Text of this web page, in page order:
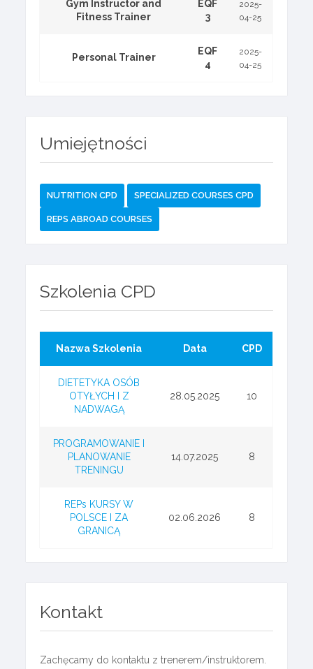
Gym Instructor and
Fitness Trainer
EQF
3
2025-
04-25
Personal Trainer
EQF
4
2025-
04-25
Umiejętności
NUTRITION CPD SPECIALIZED COURSES CPD
REPS ABROAD COURSES
Szkolenia CPD
Nazwa Szkolenia Data CPD
DIETETYKA OSÓB
OTYŁYCH I Z
NADWAGĄ
28.05.2025 10
PROGRAMOWANIE I
PLANOWANIE
TRENINGU
14.07.2025 8
REPs KURSY W
POLSCE I ZA
GRANICĄ
02.06.2026 8
Kontakt
Zachęcamy do kontaktu z trenerem/instruktorem.